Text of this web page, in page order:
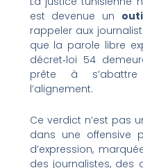
est devenue un
rappeler aux
que la parole libre
décret‑loi 54
prête à
l’alignement.
Ce verdict n’est pas
dans une offensive
d’expression,
des journalistes, des